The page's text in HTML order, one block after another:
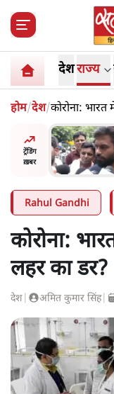
देशराज्य
होम/देश/कोरोना:
ट्रेंडिंग
ख़बर
भागवत
Rahul Gandhi
कोरोना:
लहर का डर?
देश अमित कुमार सिंह|